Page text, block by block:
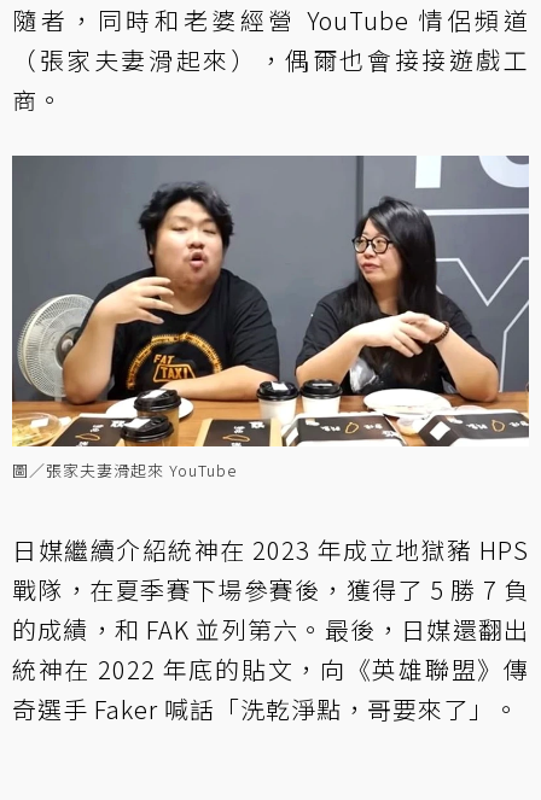
隨者，同時和老婆經營 YouTube 情侶頻道
（張家夫妻滑起來），偶爾也會接接遊戲工
商。
圖／張家夫妻滑起來 YouTube
日媒繼續介紹統神在 2023 年成立地獄豬 HPS
戰隊，在夏季賽下場參賽後，獲得了 5 勝 7 負
的成績，和 FAK 並列第六。最後，日媒還翻出
統神在 2022 年底的貼文，向《英雄聯盟》傳
奇選手 Faker 喊話「洗乾淨點，哥要來了」。